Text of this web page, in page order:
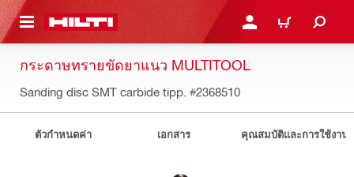
CONTENT เข้าสู่ระบบหรือลงทะเบียนเ
ตะกร้าสินค้า
กระดาษทรายขัดยาแนว MULTITOOL
Sanding disc SMT carbide tipp. #2368510
ตัวกำหนดค่า เอกสาร คุณสมบัติและการใช้งาน